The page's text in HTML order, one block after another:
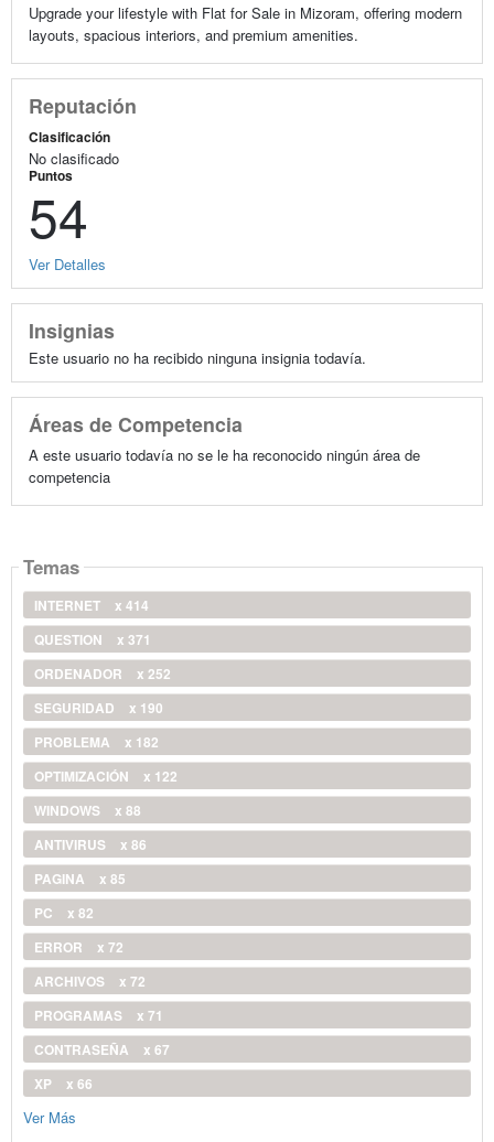
Upgrade your lifestyle with Flat for Sale in Mizoram, offering modern
layouts, spacious interiors, and premium amenities.
Reputación
Clasificación
No clasificado
Puntos
54
Ver Detalles
Insignias
Este usuario no ha recibido ninguna insignia todavía.
Áreas de Competencia
A este usuario todavía no se le ha reconocido ningún área de
competencia
Temas
INTERNET
x 414
QUESTION
x 371
ORDENADOR
x 252
SEGURIDAD
x 190
PROBLEMA
x 182
OPTIMIZACIÓN
x 122
WINDOWS
x 88
ANTIVIRUS
x 86
PAGINA
x 85
PC
x 82
ERROR
x 72
ARCHIVOS
x 72
PROGRAMAS
x 71
CONTRASEÑA
x 67
XP
x 66
Ver Más